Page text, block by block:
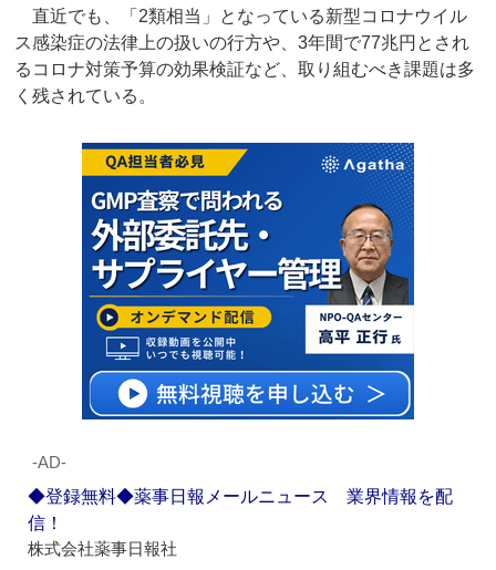
直近でも、「2類相当」となっている新型コロナウイル
ス感染症の法律上の扱いの行方や、3年間で77兆円とされ
るコロナ対策予算の効果検証など、取り組むべき課題は多
く残されている。
‐AD‐
◆登録無料◆薬事日報メールニュース 業界情報を配
信！
株式会社薬事日報社